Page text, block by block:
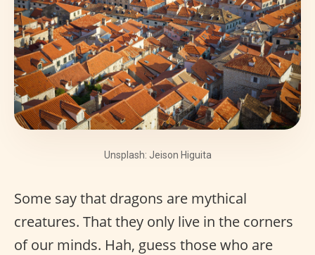
Unsplash: Jeison Higuita
Some say that dragons are mythical
creatures. That they only live in the corners
of our minds. Hah, guess those who are